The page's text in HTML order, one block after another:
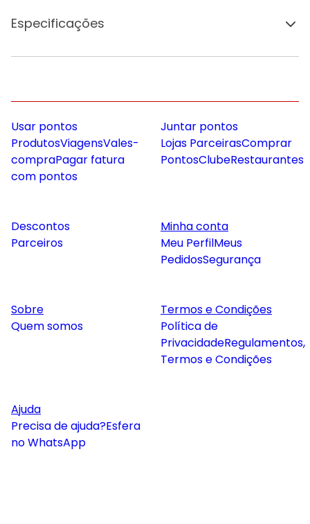
Especificações
Usar pontos
ProdutosViagensVales-
compraPagar fatura
com pontos
Juntar pontos
Lojas ParceirasComprar
PontosClubeRestaurantes
Descontos
Parceiros
Minha conta
Meu PerfilMeus
PedidosSegurança
Sobre
Quem somos
Termos e Condições
Política de
PrivacidadeRegulamentos,
Termos e Condições
Ajuda
Precisa de ajuda?Esfera
no WhatsApp